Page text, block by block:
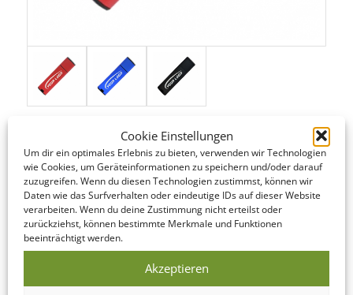
Cookie Einstellungen
Um dir ein optimales Erlebnis zu bieten, verwenden wir Technologien
wie Cookies, um Geräteinformationen zu speichern und/oder darauf
zuzugreifen. Wenn du diesen Technologien zustimmst, können wir
Daten wie das Surfverhalten oder eindeutige IDs auf dieser Website
verarbeiten. Wenn du deine Zustimmung nicht erteilst oder
zurückziehst, können bestimmte Merkmale und Funktionen
beeinträchtigt werden.
Akzeptieren
STANDARD SERVICE
Auch im Standard Service bieten wir kurze Produktionszeiten.
Hier finden Sie eine Übersicht der einzelnen Schritte…
DATENCHECK
Noch am gleichen Werktag werden Ihre